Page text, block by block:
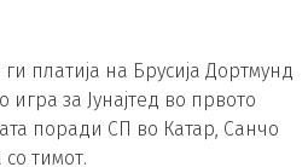
платија на Брусија Дортмунд
за Јунајтед во првото
поради СП во Катар, Санчо
тимот.